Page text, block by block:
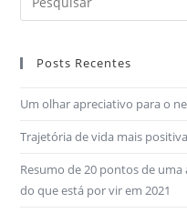
Posts Recentes
Um olhar apreciativo para o
Trajetória de vida mais
Resumo de 20 pontos de uma
do que está por vir em 2021